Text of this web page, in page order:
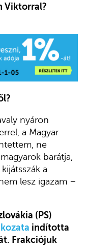
Viktorral?
nyáron
a Magyar
ne
barátja,
a
lesz igazam –
(PS)
indította
Frakciójuk